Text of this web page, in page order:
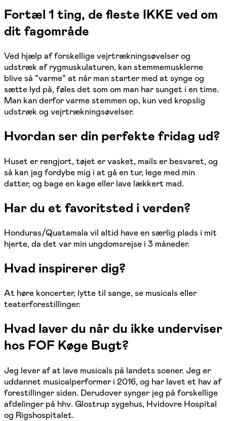
Fortæl 1 ting, de fleste IKKE ved om
dit fagområde
Ved hjælp af forskellige vejrtrækningsøvelser og
udstræk af rygmuskulaturen, kan stemmemusklerne
blive så ”varme” at når man starter med at synge og
sætte lyd på, føles det som om man har sunget i en time.
Man kan derfor varme stemmen op, kun ved kropslig
udstræk og vejrtrækningsøvelser.
Hvordan ser din perfekte fridag ud?
Huset er rengjort, tøjet er vasket, mails er besvaret, og
så kan jeg fordybe mig i at gå en tur, lege med min
datter, og bage en kage eller lave lækkert mad.
Har du et favoritsted i verden?
Honduras/Quatamala vil altid have en særlig plads i mit
hjerte, da det var min ungdomsrejse i 3 måneder.
Hvad inspirerer dig?
At høre koncerter, lytte til sange, se musicals eller
teaterforestillinger.
Hvad laver du når du ikke underviser
hos FOF Køge Bugt?
Jeg lever af at lave musicals på landets scener. Jeg er
uddannet musicalperformer i 2016, og har lavet et hav af
forestillinger siden. Derudover synger jeg på forskellige
afdelinger på hhv. Glostrup sygehus, Hvidovre Hospital
og Rigshospitalet.